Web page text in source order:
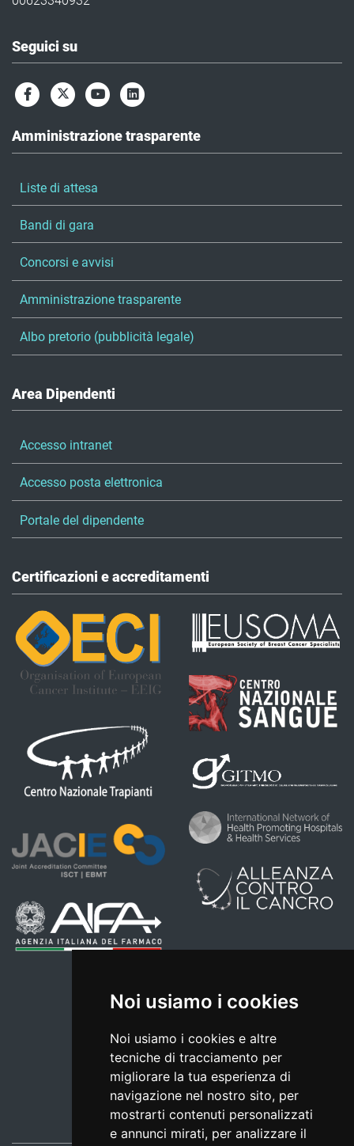
Noi usiamo i cookies
Noi usiamo i cookies e altre
tecniche di tracciamento per
migliorare la tua esperienza di
navigazione nel nostro sito, per
mostrarti contenuti personalizzati
e annunci mirati, per analizzare il
Seguici su
Amministrazione trasparente
Liste di attesa
Bandi di gara
Concorsi e avvisi
Amministrazione trasparente
Albo pretorio (pubblicità legale)
Area Dipendenti
Accesso intranet
Accesso posta elettronica
Portale del dipendente
Certificazioni e accreditamenti